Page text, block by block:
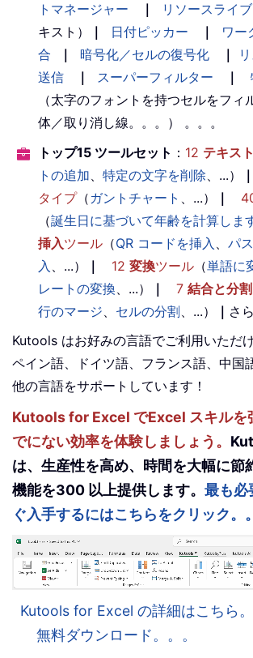
トマネージャー
｜ リソースライ
キスト）
｜ 日付ピッカー ｜
ワー
合
｜ 暗号化／セルの復号化 ｜
送信
｜ スーパーフィルター ｜
（太字のフォントを持つセルをフィ
体／取り消し線。。。） 。。。
トップ15 ツールセット ： 12 テキスト
トの追加、 特定の文字を削除、...） ｜
タイプ（ ガントチャート 、...） ｜
（誕生日に基づいて年齢を計算しま
挿入ツール （QR コードを挿入 、 パ
入 、...） ｜ 12 変換ツール （単語に
レートの変換、...） ｜ 7 結合と分割
行のマージ、 セルの分割、...） ｜ さ
Kutools はお好みの言語でご利用いただ
ペイン語、ドイツ語、フランス語、中国
他の言語をサポートしています！
Kutools for Excel でExcel スキルを
でにない効率を体験しましょう。
は、生産性を高め、時間を大幅に節
機能を300 以上提供します。 最も必
ぐ入手するにはこちらをクリック。
Kutools for Excel の詳細はこちら。
無料ダウンロード。。。